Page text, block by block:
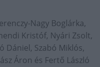
Nagy Boglárka,
Kristóf, Nyári Zsolt,
Dániel, Szabó Miklós,
Áron és Fertő László